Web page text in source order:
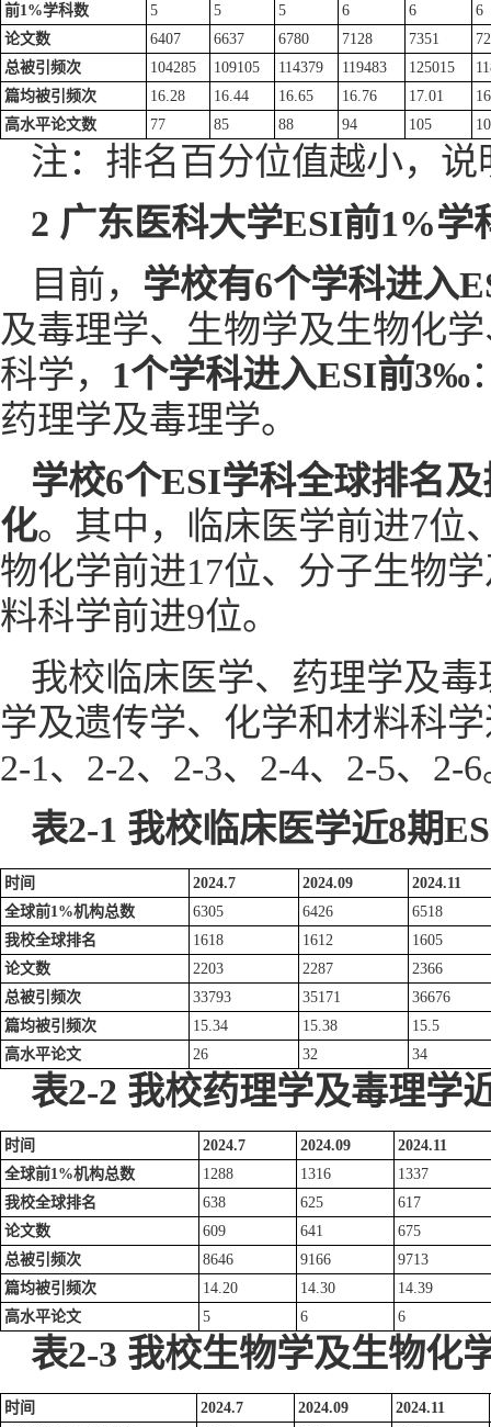
前1%学科数
5 5 5 6 6
6
论文数
6407 6637 6780 7128 7351
总被引 频次 104285 109105 114379 119483 125015
篇均被引 频次 16.28 16.44 16.65 16.76 17.01
高水平论文数 77 85 88 94 105
注：排名百分位值越小，
2 广东医科大学ESI前1%学
目前， 学校有6个学科进入
及毒理学、生物学及生物化
科学， 1个学科进入ESI前3‰
药理学及毒理学。
学校6个ESI学科全球排名及
化。其中，临床医学前进7位
物化学前进17位、分子生物
料科学前进9位。
我校临床医学、药理学及
学及遗传学、化学和材料科
2-1、2-2、2-3、2-4、2-5、2-
表2-1 我校临床医学近8期
时间 2024.7 2024.09
2024.11
全球前1%机构总数 6305 6426
6518
我校全球排名 1618 1612
1605
论文数
2203 2287
2366
总被引频次
33793 35171
36676
篇均被引频次
15.34 15.38
15.5
高水平论文
26 32 34
表2-2 我校药理学及毒理学
时间 2024.7 2024.09
2024.11
全球前1%机构总数 1288 1316
1337
我校全球排名 638 625
617
论文数
609 641
675
总被引频次
8646 9166
9713
篇均被引频次
14.20 14.30
14.39
高水平论文
5 6 6
表2-3 我校生物学及生物化
时间 2024.7 2024.09
2024.11